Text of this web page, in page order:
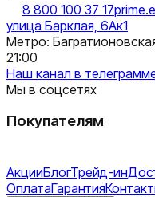
8 800 100 37 17
улица Барклая, 6Ак1
Метро:
21:00
Наш канал в
Мы в соцсетях
Покупателям
АкцииБлогТрейд-ин
ОплатаГарантия